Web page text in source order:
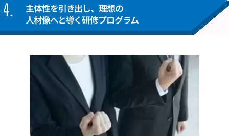
4.
主体性を引き出し、理想の
人材像へと導く研修プログラム